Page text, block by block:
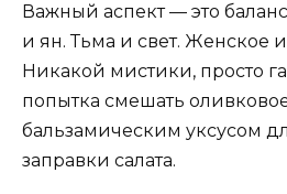
Важный аспект — это
и ян. Тьма и свет. Женское
Никакой мистики, просто
попытка смешать
бальзамическим уксусом
заправки салата.